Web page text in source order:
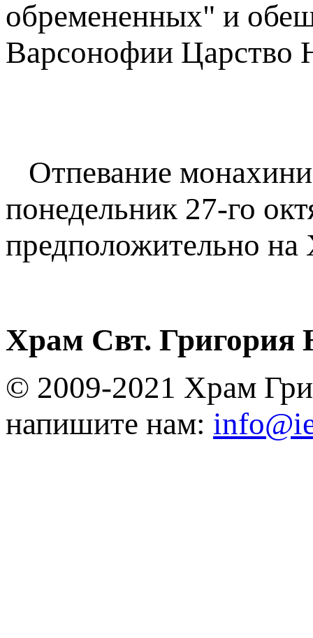
обремененных" и
Варсонофии Царство
Отпевание
понедельник 27-го
предположительно
Храм Свт. Григория
© 2009-2021 Храм
напишите нам: